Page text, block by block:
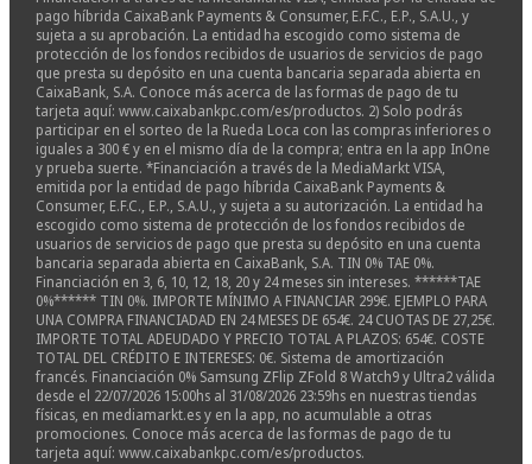
pago híbrida CaixaBank Payments & Consumer, E.F.C., E.P., S.A.U., y
sujeta a su aprobación. La entidad ha escogido como sistema de
protección de los fondos recibidos de usuarios de servicios de pago
que presta su depósito en una cuenta bancaria separada abierta en
CaixaBank, S.A. Conoce más acerca de las formas de pago de tu
tarjeta aquí: www.caixabankpc.com/es/productos. 2) Solo podrás
participar en el sorteo de la Rueda Loca con las compras inferiores o
iguales a 300 € y en el mismo día de la compra; entra en la app InOne
y prueba suerte. *Financiación a través de la MediaMarkt VISA,
emitida por la entidad de pago híbrida CaixaBank Payments &
Consumer, E.F.C., E.P., S.A.U., y sujeta a su autorización. La entidad ha
escogido como sistema de protección de los fondos recibidos de
usuarios de servicios de pago que presta su depósito en una cuenta
bancaria separada abierta en CaixaBank, S.A. TIN 0% TAE 0%.
Financiación en 3, 6, 10, 12, 18, 20 y 24 meses sin intereses. ******TAE
0%****** TIN 0%. IMPORTE MÍNIMO A FINANCIAR 299€. EJEMPLO PARA
UNA COMPRA FINANCIADAD EN 24 MESES DE 654€. 24 CUOTAS DE 27,25€.
IMPORTE TOTAL ADEUDADO Y PRECIO TOTAL A PLAZOS: 654€. COSTE
TOTAL DEL CRÉDITO E INTERESES: 0€. Sistema de amortización
francés. Financiación 0% Samsung ZFlip ZFold 8 Watch9 y Ultra2 válida
desde el 22/07/2026 15:00hs al 31/08/2026 23:59hs en nuestras tiendas
físicas, en mediamarkt.es y en la app, no acumulable a otras
promociones. Conoce más acerca de las formas de pago de tu
tarjeta aquí: www.caixabankpc.com/es/productos.